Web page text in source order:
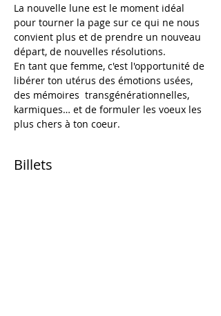
La nouvelle lune est le moment idéal
pour tourner la page sur ce qui ne nous
convient plus et de prendre un nouveau
départ, de nouvelles résolutions.
En tant que femme, c'est l'opportunité de
libérer ton utérus des émotions usées,
des mémoires  transgénérationnelles,
karmiques… et de formuler les voeux les
plus chers à ton coeur.
Billets